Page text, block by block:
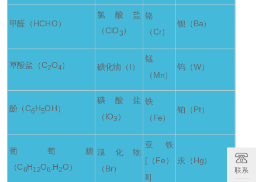
甲醛（HCHO）
氯酸盐
（ClO3）
铬
（Cr）
钡（Ba）
草酸盐（C2O4） 碘化物（I）
锰
（Mn）
钨（W）
酚（C6H5OH）
碘酸盐
（IO3 ）
铁
（Fe）
铂（Pt）
葡萄糖
（C6H12O6 .H2O）
溴化物
（Br）
亚铁
[（Fe）
II]
汞（Hg）
联系